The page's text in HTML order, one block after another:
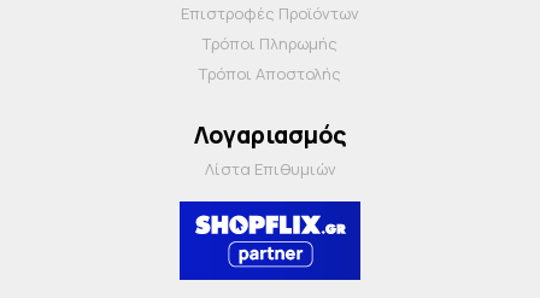
Επιστροφές Προϊόντων
Τρόποι Πληρωμής
Τρόποι Αποστολής
Λογαριασμός
Λίστα Επιθυμιών